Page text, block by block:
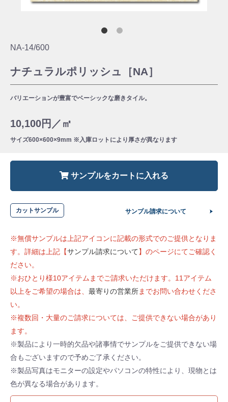
NA-14/600
ナチュラルポリッシュ［NA］
バリエーションが豊富でベーシックな磨きタイル。
10,100円／㎡
サイズ600×600×9mm ※入庫ロットにより厚さが異なります
サンプルをカートに入れる
カットサンプル サンプル請求について
※無償サンプルは上記アイコンに記載の形式でのご提供となりま
す。詳細は上記【サンプル請求について】のページにてご確認く
ださい。
※おひとり様10アイテムまでご請求いただけます。11アイテム
以上をご希望の場合は、 最寄りの営業所までお問い合わせくださ
い。
※複数回・大量のご請求については、ご提供できない場合があり
ます。
※製品により一時的欠品や諸事情でサンプルをご提供できない場
合もございますので予めご了承ください。
※製品写真はモニターの設定やパソコンの特性により、現物とは
色が異なる場合があります。